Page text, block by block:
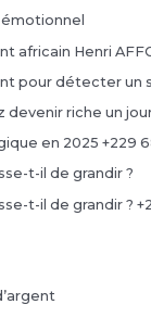
africain Henri
pour détecter un
devenir riche un
en 2025 +229
t-il de grandir ?
t-il de grandir ?